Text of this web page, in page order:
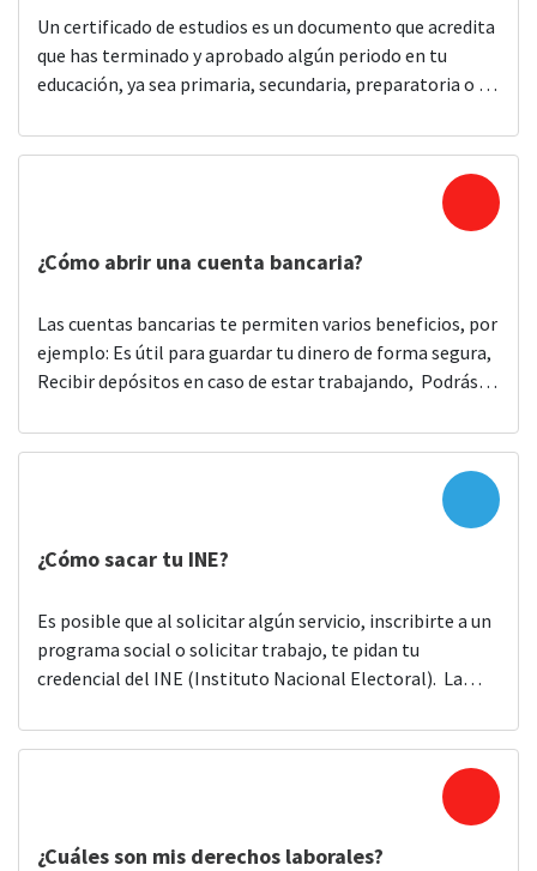
Un certificado de estudios es un documento que acredita
que has terminado y aprobado algún periodo en tu
educación, ya sea primaria, secundaria, preparatoria o un
emiten a través de la Secretaría de Educación y la
institución donde se cursaron los grados de estudios. Si
¿Cómo abrir una cuenta bancaria?
Las cuentas bancarias te permiten varios beneficios, por
ejemplo: Es útil para guardar tu dinero de forma segura,
Recibir depósitos en caso de estar trabajando, Podrás
internet, o pagar en diferentes tiendas sin tener que
¿Cómo sacar tu INE?
Es posible que al solicitar algún servicio, inscribirte a un
programa social o solicitar trabajo, te pidan tu
credencial del INE (Instituto Nacional Electoral). La
identificaciones oficiales que se utilizan para validar que
tienes la ciudadanía mexicana y que ya eres mayor de
¿Cuáles son mis derechos laborales?